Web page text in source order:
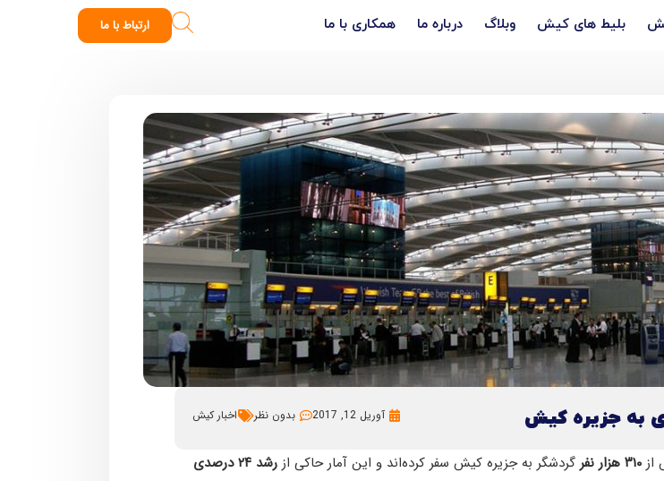
بلیط های کیش وبلاگ درباره ما همکاری با ما ارتباط با ما
آوریل 12, 2017 بدون نظر اخبار کیش
۳۱۰ هزار نفر گردشگر به جزیره کیش سفر کرده‌اند و این آمار حاکی از رشد ۲۴ درصدی